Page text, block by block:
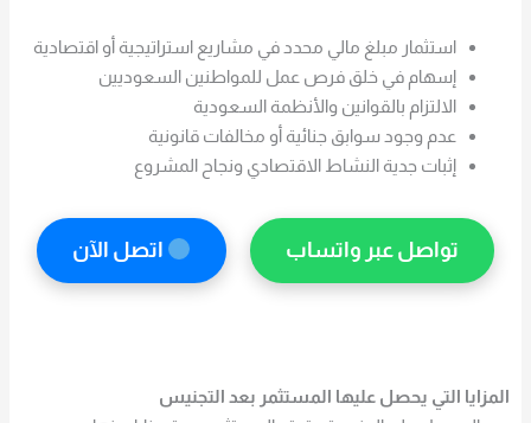
استثمار مبلغ مالي محدد في مشاريع استراتيجية أو اقتصادية
إسهام في خلق فرص عمل للمواطنين السعوديين
الالتزام بالقوانين والأنظمة السعودية
عدم وجود سوابق جنائية أو مخالفات قانونية
إثبات جدية النشاط الاقتصادي ونجاح المشروع
تواصل عبر واتساب اتصل الآن
المزايا التي يحصل عليها المستثمر بعد التجنيس